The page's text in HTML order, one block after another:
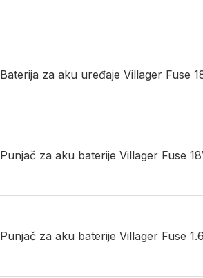
Baterija za aku uređaje Villager Fuse
Punjač za aku baterije Villager Fuse
Punjač za aku baterije Villager Fuse